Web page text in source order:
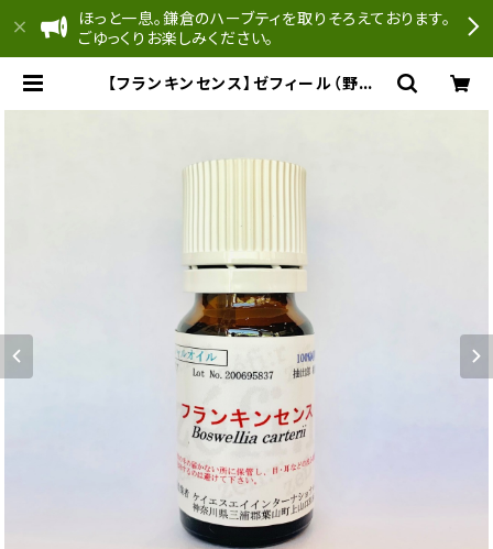
ほっと一息。鎌倉のハーブティを取りそろえております。
ごゆっくりお楽しみください。
【フランキンセンス】ゼフィール（野生）